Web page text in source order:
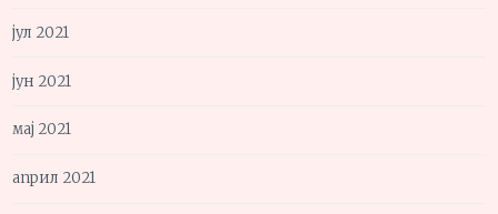
јул 2021
јун 2021
мај 2021
април 2021